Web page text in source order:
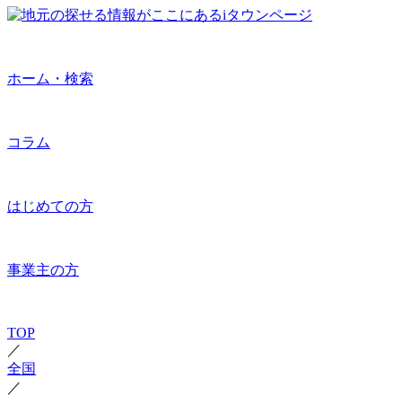
ホーム・検索
コラム
はじめての方
事業主の方
TOP
／
全国
／